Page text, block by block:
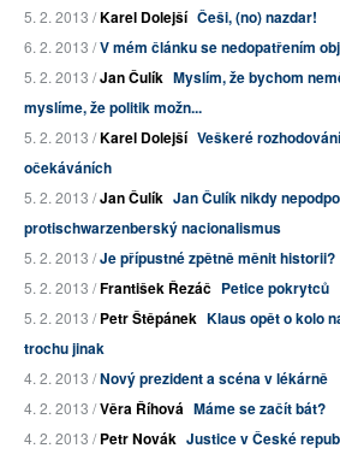
5. 2. 2013 /Karel Dolejší Češi, (no) nazdar!
6. 2. 2013 /V mém článku se nedopatřením
5. 2. 2013 /Jan Čulík Myslím, že bychom
myslíme, že politik možn...
5. 2. 2013 /Karel Dolejší Veškeré
očekáváních
5. 2. 2013 /Jan Čulík Jan Čulík nikdy
protischwarzenberský nacionalismus
5. 2. 2013 /Je přípustné zpětně měnit historii?
5. 2. 2013 /František Řezáč Petice pokrytců
5. 2. 2013 /Petr Štěpánek Klaus opět o kolo
trochu jinak
4. 2. 2013 /Nový prezident a scéna v lékárně
4. 2. 2013 /Věra Říhová Máme se začít bát?
4. 2. 2013 /Petr Novák Justice v České